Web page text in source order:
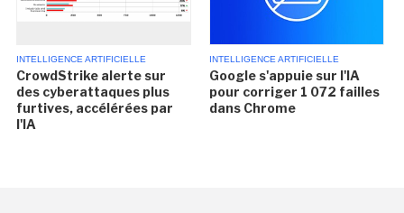
INTELLIGENCE ARTIFICIELLE
CrowdStrike alerte sur
des cyberattaques plus
furtives, accélérées par
l'IA
INTELLIGENCE ARTIFICIELLE
Google s'appuie sur l'IA
pour corriger 1 072 failles
dans Chrome